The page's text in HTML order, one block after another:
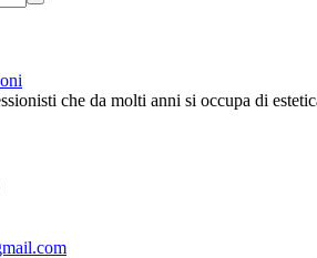
che da molti anni si occupa di